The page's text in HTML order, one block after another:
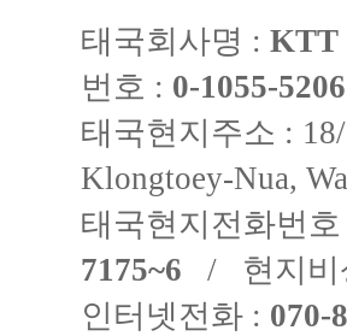
태국회사명 : KTT
번호 : 0-1055-
태국현지주소 :
Klongtoey-Nua,
태국현지전화번
7175~6 / 현지비
인터넷전화 : 070-